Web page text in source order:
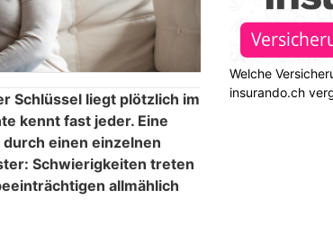
Schlüssel liegt plötzlich im
kennt fast jeder. Eine
einen einzelnen
Schwierigkeiten treten
allmählich
Welche
insurando.ch